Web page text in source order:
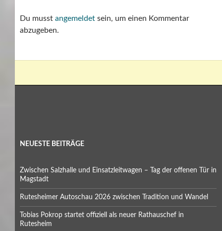
Du musst angemeldet sein, um einen Kommentar
abzugeben.
NEUESTE BEITRÄGE
Zwischen Salzhalle und Einsatzleitwagen – Tag der offenen Tür in
Magstadt
Rutesheimer Autoschau 2026 zwischen Tradition und Wandel
Tobias Pokrop startet offiziell als neuer Rathauschef in
Rutesheim